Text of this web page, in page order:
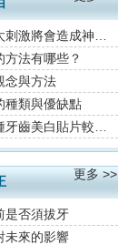
方法有哪些？
念與方法
種類與優缺點
更多 >>
是否須拔牙
未來的影響